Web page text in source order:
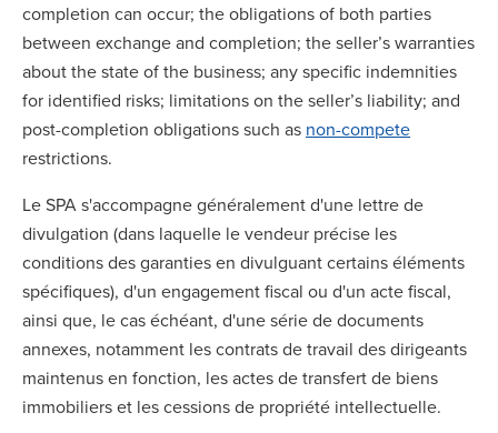
completion can occur; the obligations of both parties
between exchange and completion; the seller’s warranties
about the state of the business; any specific indemnities
for identified risks; limitations on the seller’s liability; and
post-completion obligations such as non-compete
restrictions.
Le SPA s'accompagne généralement d'une lettre de
divulgation (dans laquelle le vendeur précise les
conditions des garanties en divulguant certains éléments
spécifiques), d'un engagement fiscal ou d'un acte fiscal,
ainsi que, le cas échéant, d'une série de documents
annexes, notamment les contrats de travail des dirigeants
maintenus en fonction, les actes de transfert de biens
immobiliers et les cessions de propriété intellectuelle.